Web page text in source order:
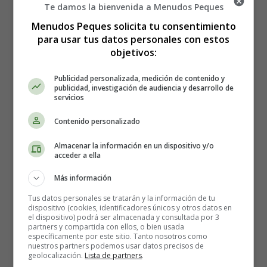
y me toco por tocarte
no te conozco y ya te amo
no te imaginas lo que tú eres para mi
Sueño con tenerte entre mis brazos
y cantarte despacito
esta nana que hoy no me deja dormir
Te damos la bienvenida a Menudos Peques
Menudos Peques solicita tu consentimiento
para usar tus datos personales con estos
objetivos:
Publicidad personalizada, medición de contenido y
publicidad, investigación de audiencia y desarrollo de
servicios
Contenido personalizado
Almacenar la información en un dispositivo y/o
acceder a ella
Más información
Tus datos personales se tratarán y la información de tu
dispositivo (cookies, identificadores únicos y otros datos en
el dispositivo) podrá ser almacenada y consultada por 3
partners y compartida con ellos, o bien usada
específicamente por este sitio. Tanto nosotros como
nuestros partners podemos usar datos precisos de
geolocalización. Lista de partners.